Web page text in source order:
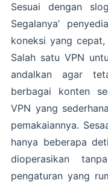
Sesuai dengan
Segalanya’
koneksi yang
Salah satu VPN
andalkan agar
berbagai konten
VPN yang
pemakaiannya.
hanya beberapa
dioperasikan
pengaturan yang